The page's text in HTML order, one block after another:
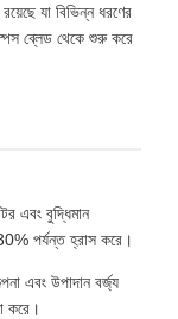
যা বিভিন্ন ধরণের
ব্লেড থেকে শুরু করে
এবং বুদ্ধিমান
পর্যন্ত হ্রাস করে।
এবং উপাদান বর্জ্য
করে।